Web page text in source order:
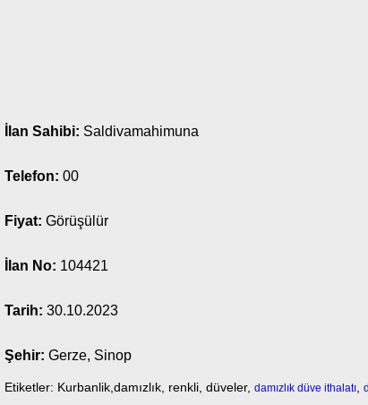
İlan Sahibi: Saldivamahimuna
Telefon: 00
Fiyat: Görüşülür
İlan No: 104421
Tarih: 30.10.2023
Şehir: Gerze, Sinop
Etiketler: Kurbanlik,damızlık, renkli, düveler, damızlık düve ithalatı